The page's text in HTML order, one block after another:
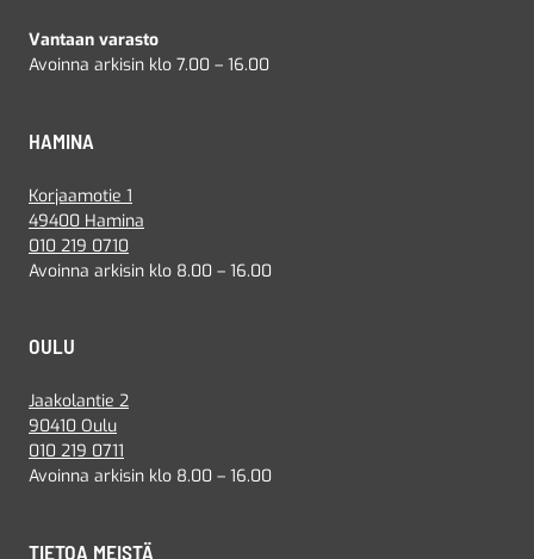
Vantaan varasto
Avoinna arkisin klo 7.00 – 16.00
HAMINA
Korjaamotie 1
49400 Hamina
010 219 0710
Avoinna arkisin klo 8.00 – 16.00
OULU
Jaakolantie 2
90410 Oulu
010 219 0711
Avoinna arkisin klo 8.00 – 16.00
TIETOA MEISTÄ